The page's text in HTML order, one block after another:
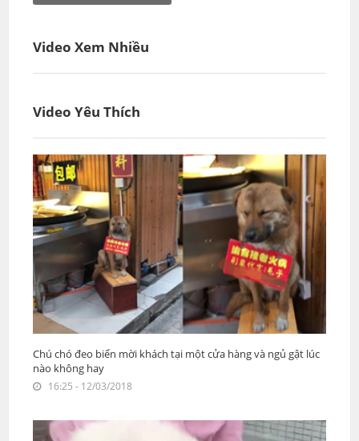
Video Xem Nhiều
Video Yêu Thích
Chú chó đeo biển mời khách tại một cửa hàng và ngủ gật lúc
nào không hay
16:25 - 12/03/2018